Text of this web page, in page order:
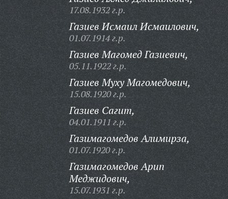
17.08.1932 г.р.
Газиев Исмаил Исмаилович,
01.07.1914 г.р.
Газиев Магомед Газиевич,
05.11.1922 г.р.
Газиев Муху Магомедович,
15.08.1920 г.р.
Газиев Сагит,
04.01.1911 г.р.
Газимагомедов Алимирза,
01.07.1920 г.р.
Газимагомедов Арип
Меджидович,
15.07.1931 г.р.